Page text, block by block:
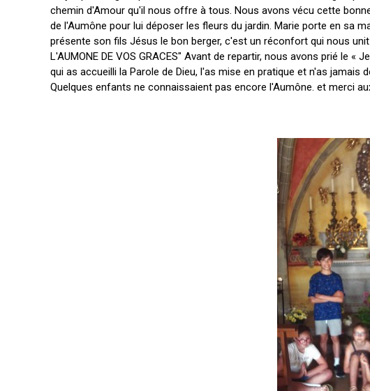
chemin d'Amour qu'il nous offre à tous. Nous avons vécu cette
de l'Aumône pour lui déposer les fleurs du jardin. Marie porte en sa
présente son fils Jésus le bon berger, c'est un réconfort qui nous unit
L'AUMONE DE VOS GRACES" Avant de repartir, nous avons prié le
qui as accueilli la Parole de Dieu, l'as mise en pratique et n'as jamais
Quelques enfants ne connaissaient pas encore l'Aumône. et merci